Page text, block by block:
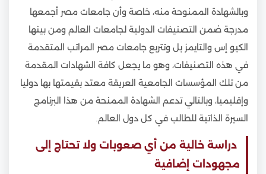
وبالشهادة الممنوحة منه، خاصة وأن جامعات مصر أجمعها
مدرجة ضمن التصنيفات الدولية لجامعات العالم ومن بينها
الكيو إس والتايمز بل وتتربع جامعات مصر المراتب المتقدمة
في هذه التصنيفات، وهو ما يجعل كافة الشهادات المقدمة
من تلك المؤسسات الجامعية العريقة معتد بقيمتها بها دوليا
وإقليميا، وبالتالي تدعم الشهادة الممنحة من هذا البرنامج
السيرة الذاتية للطالب في كل دول العالم.
دراسة خالية من أي صعوبات ولا تحتاج إلى
مجهودات إضافية